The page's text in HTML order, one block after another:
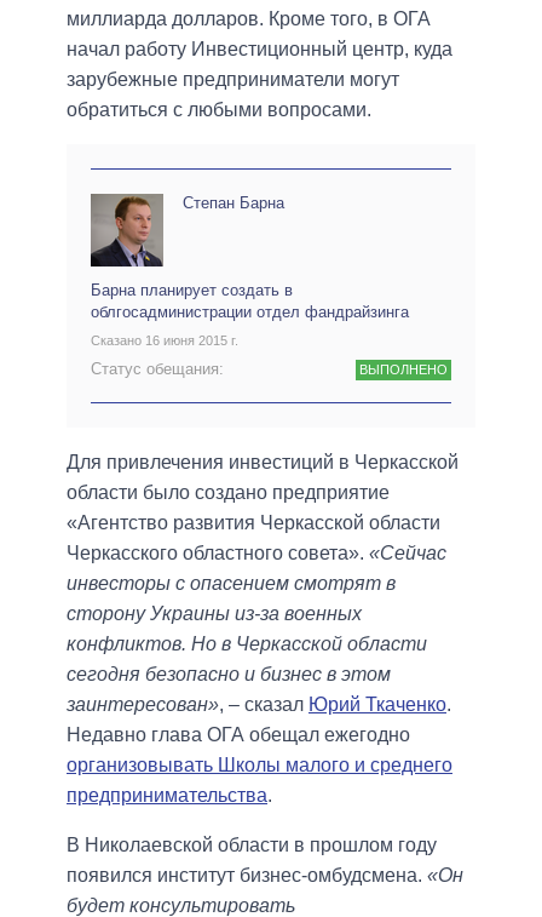
миллиарда долларов. Кроме того, в ОГА
начал работу Инвестиционный центр, куда
зарубежные предприниматели могут
обратиться с любыми вопросами.
Степан Барна
Барна планирует создать в
облгосадминистрации отдел фандрайзинга
Сказано 16 июня 2015 г.
Статус обещания: ВЫПОЛНЕНО
Для привлечения инвестиций в Черкасской
области было создано предприятие
«Агентство развития Черкасской области
Черкасского областного совета». «Сейчас
инвесторы с опасением смотрят в
сторону Украины из-за военных
конфликтов. Но в Черкасской области
сегодня безопасно и бизнес в этом
заинтересован», – сказал Юрий Ткаченко.
Недавно глава ОГА обещал ежегодно
организовывать Школы малого и среднего
предпринимательства.
В Николаевской области в прошлом году
появился институт бизнес-омбудсмена. «Он
будет консультировать